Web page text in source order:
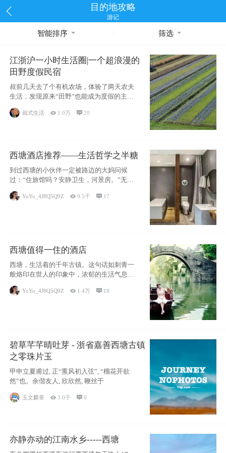
目的地攻略
游记
智能排序 筛选
江浙沪一小时生活圈|一个超浪漫的
田野度假民宿
叔前几天去了个有机农场，体验了两天农夫
生活，发现原来“田野”也能成为度假的主旋
律。江
叔式生活  1.0万 20
西塘酒店推荐——生活哲学之半糖
到过西塘的小伙伴一定被路边的大妈问候
过：“住旅馆吗？安静卫生，河景房。”无意
YoYo_4J8Q5Q9Z 9.5千  17
西塘值得一住的酒店
西塘，生活着的千年古镇。这句话如刺青一
般烙印在世人的印象中，浓郁的生活气息，
小桥流水
YoYo_4J8Q5Q9Z  1.4万  18
碧草芊芊晴吐芽 - 浙省嘉善西塘古镇
之零珠片玉
甲申立夏甫过, 正“熏风初入弦”, “榴花开欲
然”也。余偕友人, 欣欣然, 鞭丝于
玉文麟章  3.0千 0
亦静亦动的江南水乡-----西塘